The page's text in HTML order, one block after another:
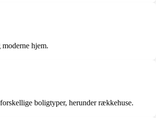
hjem.
boligtyper, herunder rækkehuse.